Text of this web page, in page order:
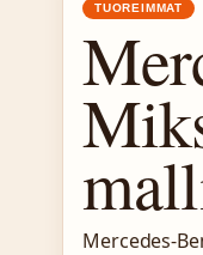
TUOREIMMAT
Mercedes-